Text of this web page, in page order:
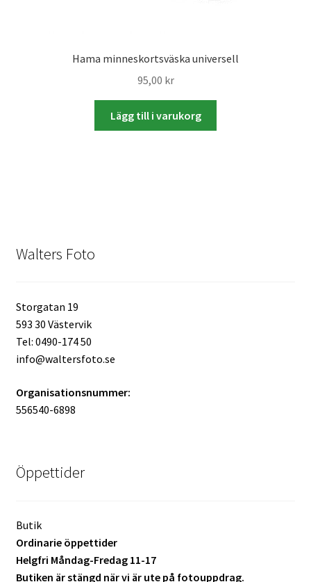
Hama minneskortsväska universell
95,00 kr
Lägg till i varukorg
Walters Foto
Storgatan 19
593 30 Västervik
Tel: 0490-174 50
info@waltersfoto.se
Organisationsnummer:
556540-6898
Öppettider
Butik
Ordinarie öppettider
Helgfri Måndag-Fredag 11-17
Butiken är stängd när vi är ute på fotouppdrag.